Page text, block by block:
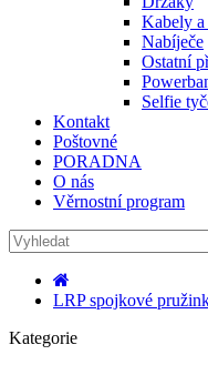
Kabely a
Nabíječe
Ostatní
Selfie
Kontakt
Poštovné
PORADNA
O nás
Věrnostní program
LRP spojkové
Kategorie